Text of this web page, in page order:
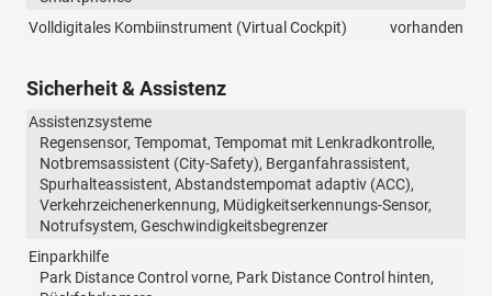
Volldigitales Kombiinstrument (Virtual Cockpit)
vorhanden
Sicherheit & Assistenz
Assistenzsysteme
Regensensor, Tempomat, Tempomat mit Lenkradkontrolle,
Notbremsassistent (City-Safety), Berganfahrassistent,
Spurhalteassistent, Abstandstempomat adaptiv (ACC),
Verkehrzeichenerkennung, Müdigkeitserkennungs-Sensor,
Notrufsystem, Geschwindigkeitsbegrenzer
Einparkhilfe
Park Distance Control vorne, Park Distance Control hinten,